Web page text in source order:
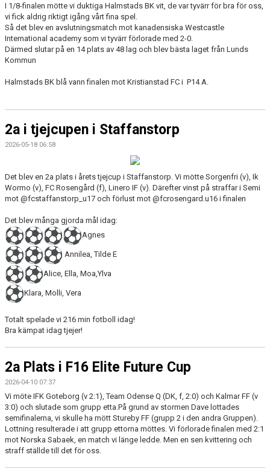
I 1/8-finalen mötte vi duktiga Halmstads BK vit, de var tyvärr för bra för oss,
vi fick aldrig riktigt igång vårt fina spel.
Så det blev en avslutningsmatch mot kanadensiska Westcastle
International academy som vi tyvärr förlorade med 2-0.
Därmed slutar på en 14 plats av 48 lag och blev bästa laget från Lunds
Kommun
Halmstads BK blå vann finalen mot Kristianstad FC i P14 A.
2a i tjejcupen i Staffanstorp
2026-05-18 06:58
Det blev en 2a plats i årets tjejcup i Staffanstorp. Vi mötte Sorgenfri (v), Ik
Wormo (v), FC Rosengård (f), Linero IF (v). Därefter vinst på straffar i Semi
mot @fcstaffanstorp_u17 och förlust mot @fcrosengard.u16 i finalen
Det blev många gjorda mål idag:
Agnes
Annilea, Tilde E
Alice, Ella, Moa,Ylva
Klara, Molli, Vera
Totalt spelade vi 216 min fotboll idag!
Bra kämpat idag tjejer!
2a Plats i F16 Elite Future Cup
2026-04-10 07:37
Vi möte IFK Goteborg (v 2:1), Team Odense Q (DK, f, 2:0) och Kalmar FF (v
3:0) och slutade som grupp etta.På grund av stormen Dave lottades
semifinalerna, vi skulle ha mött Stureby FF (grupp 2 i den andra Gruppen).
Lottning resulterade i att grupp ettorna möttes. Vi förlorade finalen med 2:1
mot Norska Sabaek, en match vi länge ledde. Men en sen kvittering och
straff ställde till det för oss.